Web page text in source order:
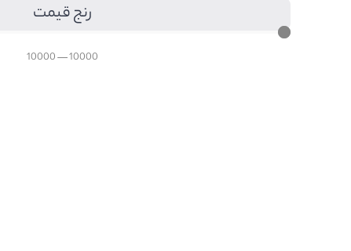
رنج قیمت
10000
—
10000